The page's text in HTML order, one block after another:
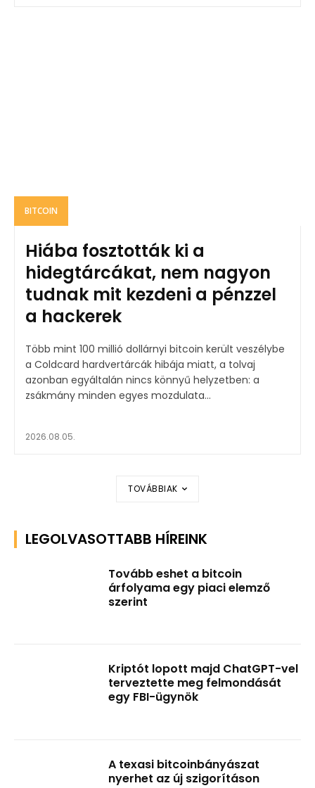
BITCOIN
Hiába fosztották ki a
hidegtárcákat, nem nagyon
tudnak mit kezdeni a pénzzel
a hackerek
Több mint 100 millió dollárnyi bitcoin került veszélybe
a Coldcard hardvertárcák hibája miatt, a tolvaj
azonban egyáltalán nincs könnyű helyzetben: a
zsákmány minden egyes mozdulata...
2026.08.05.
TOVÁBBIAK
LEGOLVASOTTABB HÍREINK
Tovább eshet a bitcoin
árfolyama egy piaci elemző
szerint
Kriptót lopott majd ChatGPT-vel
terveztette meg felmondását
egy FBI-ügynök
A texasi bitcoinbányászat
nyerhet az új szigorításon